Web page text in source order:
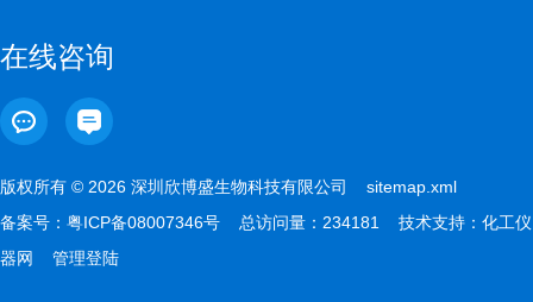
在线咨询
版权所有 © 2026 深圳欣博盛生物科技有限公司 sitemap.xml
备案号： 粤ICP备08007346号 总访问量：234181 技术支持： 化工仪
器网
管理登陆